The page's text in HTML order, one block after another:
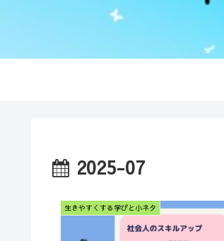
2025-07
生きやすくする学びと小ネタ